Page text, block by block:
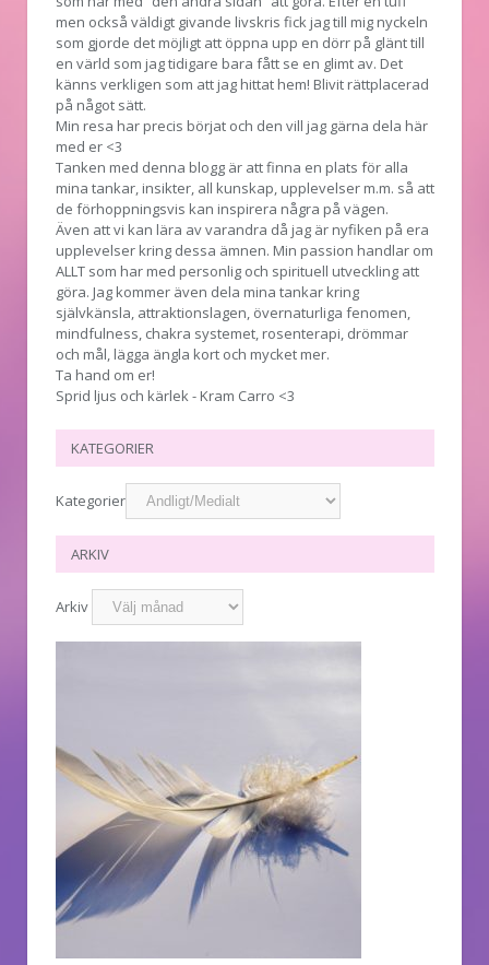
men också väldigt givande livskris fick jag till mig nyckeln
som gjorde det möjligt att öppna upp en dörr på glänt till
en värld som jag tidigare bara fått se en glimt av. Det
känns verkligen som att jag hittat hem! Blivit rättplacerad
på något sätt.
Min resa har precis börjat och den vill jag gärna dela här
med er <3
Tanken med denna blogg är att finna en plats för alla
mina tankar, insikter, all kunskap, upplevelser m.m. så att
de förhoppningsvis kan inspirera några på vägen.
Även att vi kan lära av varandra då jag är nyfiken på era
upplevelser kring dessa ämnen. Min passion handlar om
ALLT som har med personlig och spirituell utveckling att
göra. Jag kommer även dela mina tankar kring
självkänsla, attraktionslagen, övernaturliga fenomen,
mindfulness, chakra systemet, rosenterapi, drömmar
och mål, lägga ängla kort och mycket mer.
Ta hand om er!
Sprid ljus och kärlek - Kram Carro <3
KATEGORIER
Kategorier
ARKIV
Arkiv